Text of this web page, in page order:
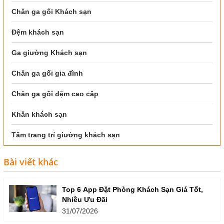
Chăn ga gối Khách sạn
Đệm khách sạn
Ga giường Khách sạn
Chăn ga gối gia đình
Chăn ga gối đệm cao cấp
Khăn khách sạn
Tấm trang trí giường khách sạn
Bài viết khác
Top 6 App Đặt Phòng Khách Sạn Giá Tốt,
Nhiều Ưu Đãi
31/07/2026